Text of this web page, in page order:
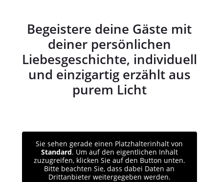
Begeistere deine Gäste mit
deiner persönlichen
Liebesgeschichte, individuell
und einzigartig erzählt aus
purem Licht
Sie sehen gerade einen Platzhalterinhalt von
Standard. Um auf den eigentlichen Inhalt
zuzugreifen, klicken Sie auf den Button unten.
Bitte beachten Sie, dass dabei Daten an
Drittanbieter weitergegeben werden.